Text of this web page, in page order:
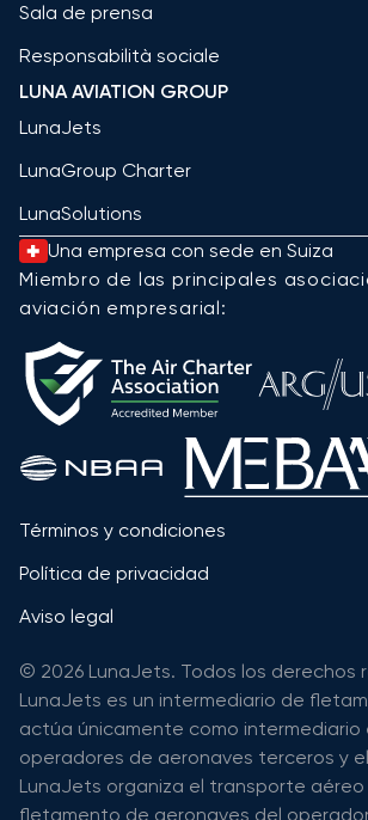
Sala de prensa
Responsabilità sociale
LUNA AVIATION GROUP
LunaJets
LunaGroup Charter
LunaSolutions
Una empresa con sede en Suiza
Miembro de las principales
aviación empresarial:
Términos y condiciones
Política de privacidad
Aviso legal
© 2026 LunaJets. Todos los derechos
LunaJets es un intermediario de
actúa únicamente como intermediario
operadores de aeronaves terceros y
LunaJets organiza el transporte
fletamento de aeronaves del